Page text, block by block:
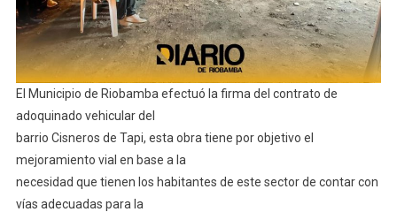
El Municipio de Riobamba efectuó la firma del contrato de
adoquinado vehicular del
barrio Cisneros de Tapi, esta obra tiene por objetivo el
mejoramiento vial en base a la
necesidad que tienen los habitantes de este sector de contar con
vías adecuadas para la